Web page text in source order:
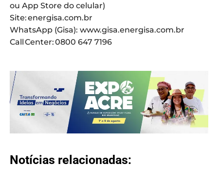
ou App Store do celular)
Site: energisa.com.br
WhatsApp (Gisa): www.gisa.energisa.com.br
Call Center: 0800 647 7196
Notícias relacionadas: